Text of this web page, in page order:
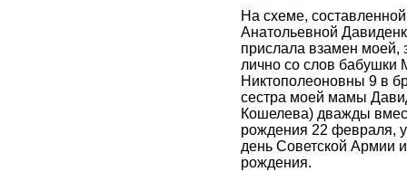
На схеме,
Анатольевной
прислала взамен моей,
лично со слов бабушки
Никтополеоновны 9 в
сестра моей мамы
Кошелева) дважды
рождения 22 февраля,
день Советской Армии
рождения.